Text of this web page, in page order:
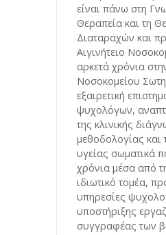
είναι πάνω στη
Θεραπεία και τη
Διαταραχών και
Αιγινήτειο
αρκετά χρόνια
Νοσοκομείου
εξαιρετική
ψυχολόγων,
της κλινικής
μεθοδολογίας και
υγείας σωματικά
χρόνια μέσα από
ιδιωτικό τομέα,
υπηρεσίες
υποστήριξης
συγγραφέας των